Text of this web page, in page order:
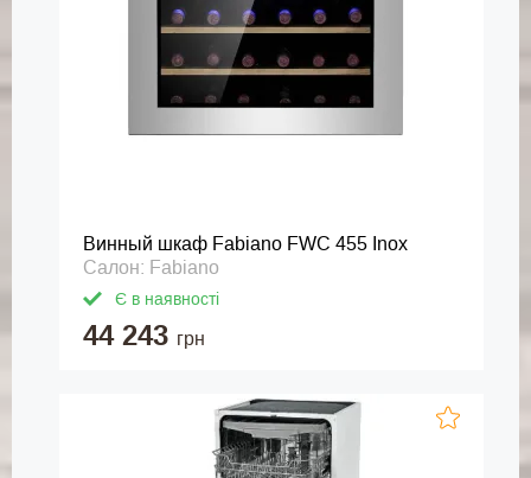
Винный шкаф Fabiano FWC 455 Inox
Салон: Fabiano
Є в наявності
44 243 грн